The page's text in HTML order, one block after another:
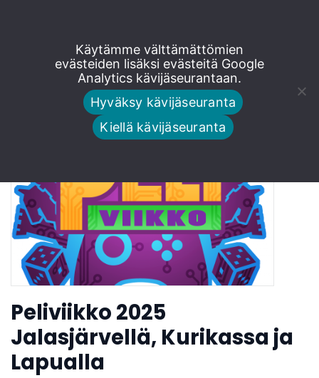
suoraan
Ranka ry
Peliviikko 2025
Jalasjärvellä, Kurikassa ja
Lapualla
Käytämme välttämättömien
evästeiden lisäksi evästeitä Google
Analytics kävijäseurantaan.
Hyväksy kävijäseuranta
Kiellä kävijäseuranta